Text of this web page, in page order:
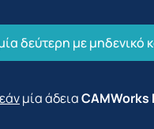
δεύτερη με μηδενικό
μία άδεια